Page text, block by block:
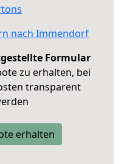
nach Immendorf
Formular
zu erhalten, bei
transparent
erhalten